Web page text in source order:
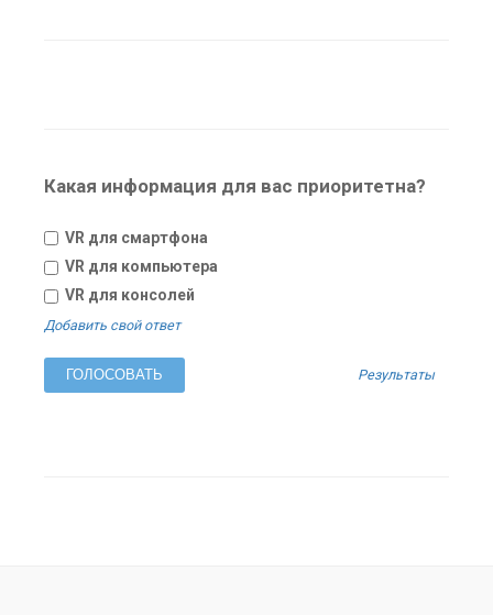
Какая информация для вас приоритетна?
VR для смартфона
VR для компьютера
VR для консолей
Добавить свой ответ
Результаты